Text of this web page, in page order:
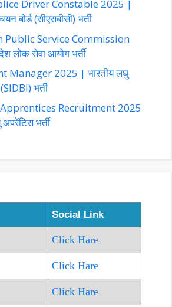
Driver Constable 2025 |
बोर्ड (सीएसबीसी) भर्ती
Public Service Commission
लोक सेवा आयोग भर्ती
Manager 2025 | भारतीय लघु
भर्ती
Recruitment 2025
भर्ती
Social Link
Click Hare
Click Hare
Click Hare